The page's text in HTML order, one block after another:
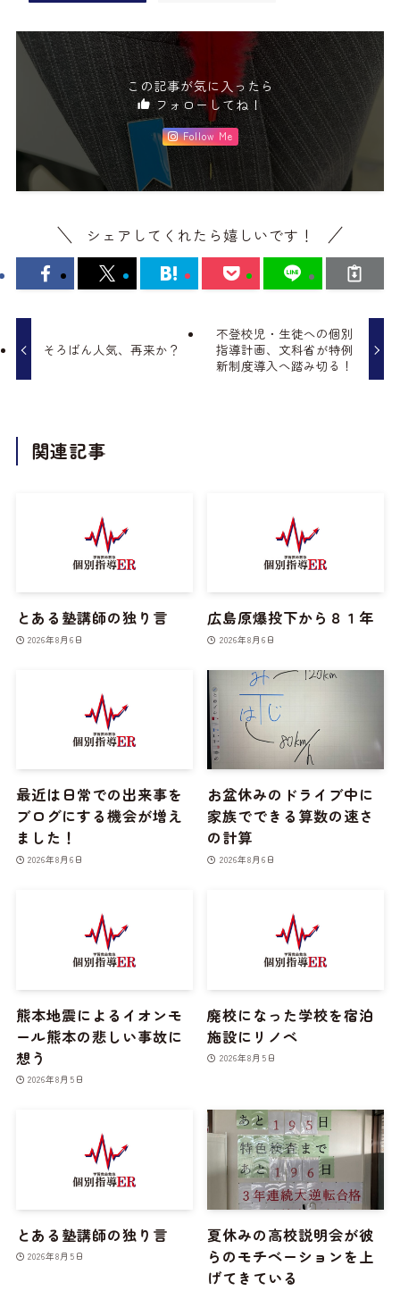
この記事が気に入ったら
フォローしてね！
Follow Me
シェアしてくれたら嬉しいです！
そろばん人気、再来か？
不登校児・生徒への個別
指導計画、文科省が特例
新制度導入へ踏み切る！
関連記事
とある塾講師の独り言
2026年8月6日
広島原爆投下から８１年
2026年8月6日
最近は日常での出来事を
ブログにする機会が増え
ました！
2026年8月6日
お盆休みのドライブ中に
家族でできる算数の速さ
の計算
2026年8月6日
熊本地震によるイオンモ
ール熊本の悲しい事故に
想う
2026年8月5日
廃校になった学校を宿泊
施設にリノベ
2026年8月5日
とある塾講師の独り言
2026年8月5日
夏休みの高校説明会が彼
らのモチベーションを上
げてきている